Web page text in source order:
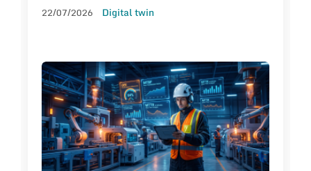
22/07/2026 Digital twin